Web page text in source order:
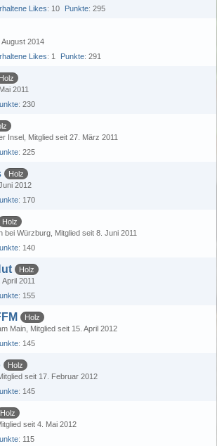
Likes 10 Punkte 295
August 2014
Likes 1 Punkte 291
Holz
2011
230
Insel Mitglied seit 27. März 2011
225
Holz
2012
170
Holz
bei Würzburg Mitglied seit 8. Juni 2011
140
Holz
2011
155
Holz
Main Mitglied seit 15. April 2012
145
Holz
seit 17. Februar 2012
145
Holz
seit 4. Mai 2012
115